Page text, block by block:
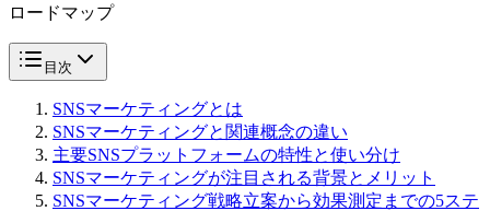
ロードマップ
目次
SNSマーケティングとは
SNSマーケティングと関連概念の違い
主要SNSプラットフォームの特性と使い分け
SNSマーケティングが注目される背景とメリット
SNSマーケティング戦略立案から効果測定までの5ステ